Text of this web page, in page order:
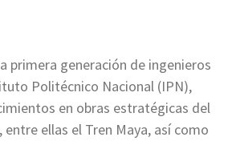
primera generación de ingenieros
Politécnico Nacional (IPN),
en obras estratégicas del
entre ellas el Tren Maya, así como